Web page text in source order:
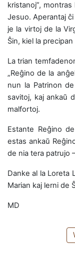
kristanoj”,
Jesuo. Aperantaj
je la virtoj de la
Ŝin, kiel la
La trian
„Reĝino de la
nun la Patrinon
savitoj, kaj ankaŭ
malfortoj.
Estante Reĝino
estas ankaŭ
de nia tera patrujo
Danke al la Loreta
Marian kaj lerni de
MD